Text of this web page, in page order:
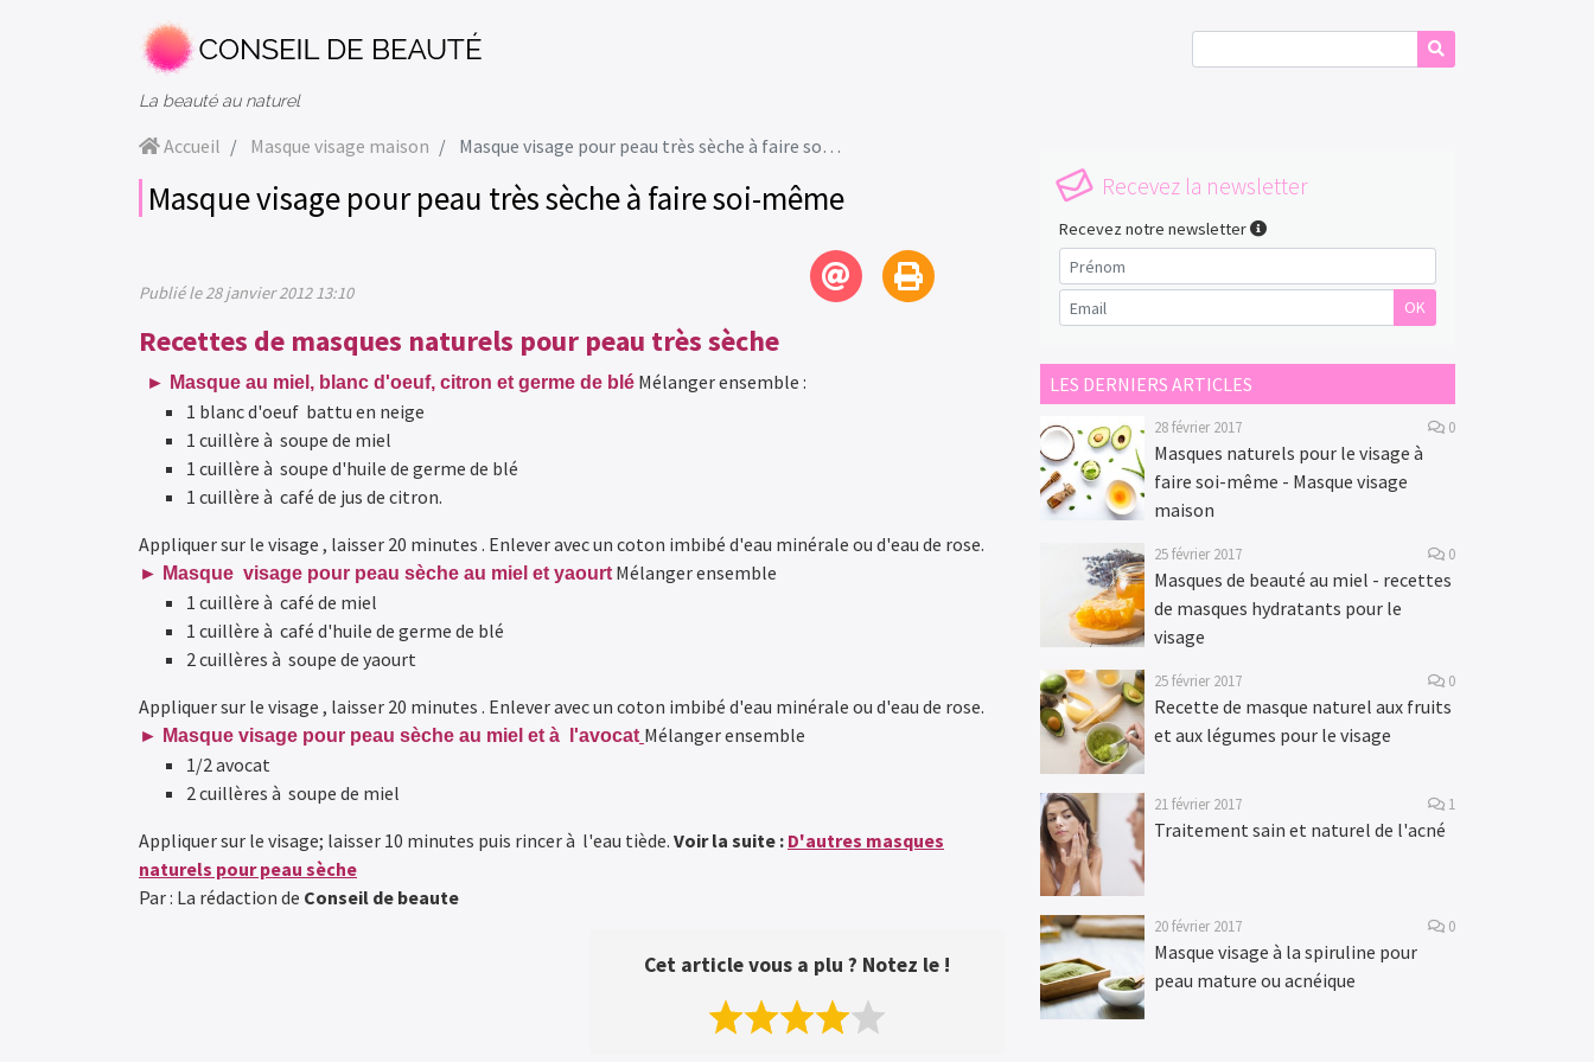
La beauté au naturel
Accueil Masque visage maison Masque visage pour peau très sèche à faire soi-même
Masque visage pour peau très sèche à faire soi-même
Publié le 28 janvier 2012 13:10
Recettes de masques naturels pour peau très sèche
► Masque au miel, blanc d'oeuf, citron et germe de blé Mélanger ensemble :
1 blanc d'oeuf battu en neige
1 cuillère à soupe de miel
1 cuillère à soupe d'huile de germe de blé
1 cuillère à café de jus de citron.
Appliquer sur le visage , laisser 20 minutes . Enlever avec un coton imbibé d'eau minérale ou d'eau de rose.
► Masque visage pour peau sèche au miel et yaourt Mélanger ensemble
1 cuillère à café de miel
1 cuillère à café d'huile de germe de blé
2 cuillères à soupe de yaourt
Appliquer sur le visage , laisser 20 minutes . Enlever avec un coton imbibé d'eau minérale ou d'eau de rose.
► Masque visage pour peau sèche au miel et à l'avocat Mélanger ensemble
1/2 avocat
2 cuillères à soupe de miel
Appliquer sur le visage; laisser 10 minutes puis rincer à l'eau tiède. Voir la suite : D'autres masques
naturels pour peau sèche
Par : La rédaction de Conseil de beaute
Cet article vous a plu ? Notez le !
Recevez la newsletter
Recevez notre newsletter
OK
LES DERNIERS ARTICLES
28 février 2017 0
Masques naturels pour le visage à
faire soi-même - Masque visage
maison
25 février 2017 0
Masques de beauté au miel - recettes
de masques hydratants pour le
visage
25 février 2017 0
Recette de masque naturel aux fruits
et aux légumes pour le visage
21 février 2017 1
Traitement sain et naturel de l'acné
20 février 2017 0
Masque visage à la spiruline pour
peau mature ou acnéique